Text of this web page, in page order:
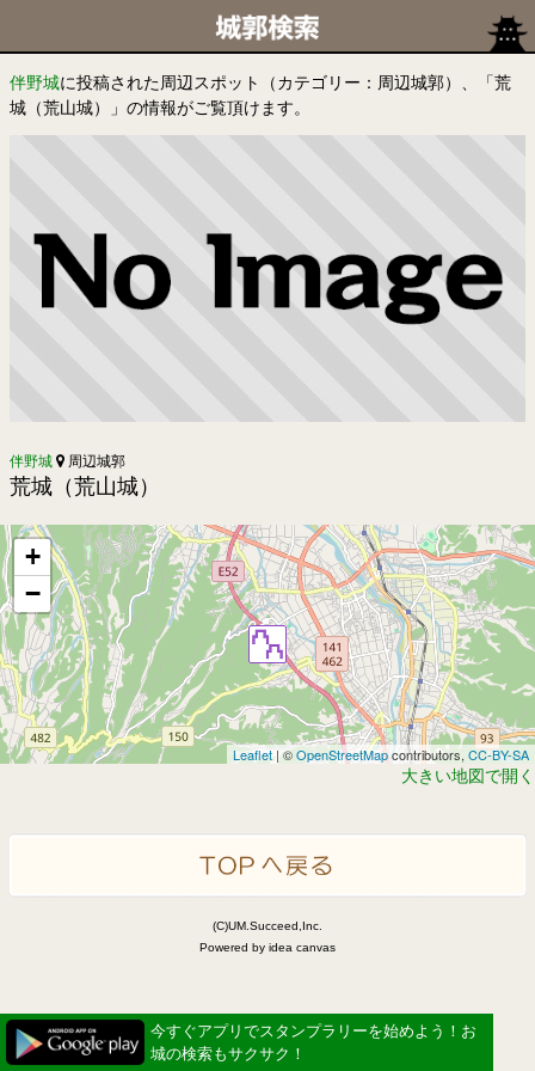
伴野城に投稿された周辺スポット（カテゴリー：周辺城郭）、「荒
城（荒山城）」の情報がご覧頂けます。
伴野城 周辺城郭
荒城（荒山城）
+
−
Leaflet | ©OpenStreetMapcontributors, CC-BY-SA
大きい地図で開く
(C)UM.Succeed,Inc.
Powered by idea canvas
今すぐアプリでスタンプラリーを始めよう！お
城の検索もサクサク！